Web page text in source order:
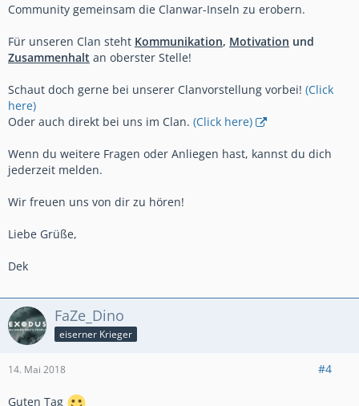
Community gemeinsam die Clanwar-Inseln zu erobern.
Für unseren Clan steht Kommunikation, Motivation und
Zusammenhalt an oberster Stelle!
Schaut doch gerne bei unserer Clanvorstellung vorbei! (Click
here)
Oder auch direkt bei uns im Clan. (Click here)
Wenn du weitere Fragen oder Anliegen hast, kannst du dich
jederzeit melden.
Wir freuen uns von dir zu hören!
Liebe Grüße,
Dek
FaZe_Dino
eiserner Krieger
14. Mai 2018 #4
Guten Tag